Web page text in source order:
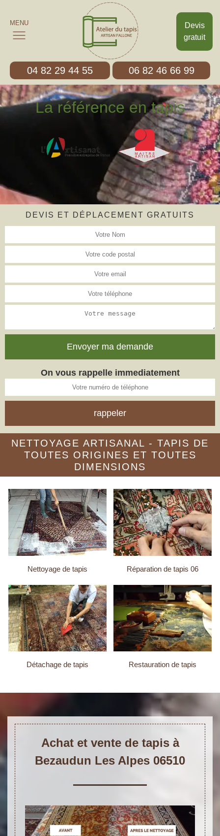
Devis
gratuit
MENU
04 82 29 44 55 06 82 46 66 99
La référence en tapis
DEVIS ET DÉPLACEMENT GRATUITS
On vous rappelle immediatement
NETTOYAGE ARTISANAL - TAPIS DE
TOUTES ORIGINES ET TOUTES
DIMENSIONS
Nettoyage de tapis Réparation de tapis 06
Détachage de tapis Restauration de tapis
Achat et vente de tapis à
Bezaudun Les Alpes 06510